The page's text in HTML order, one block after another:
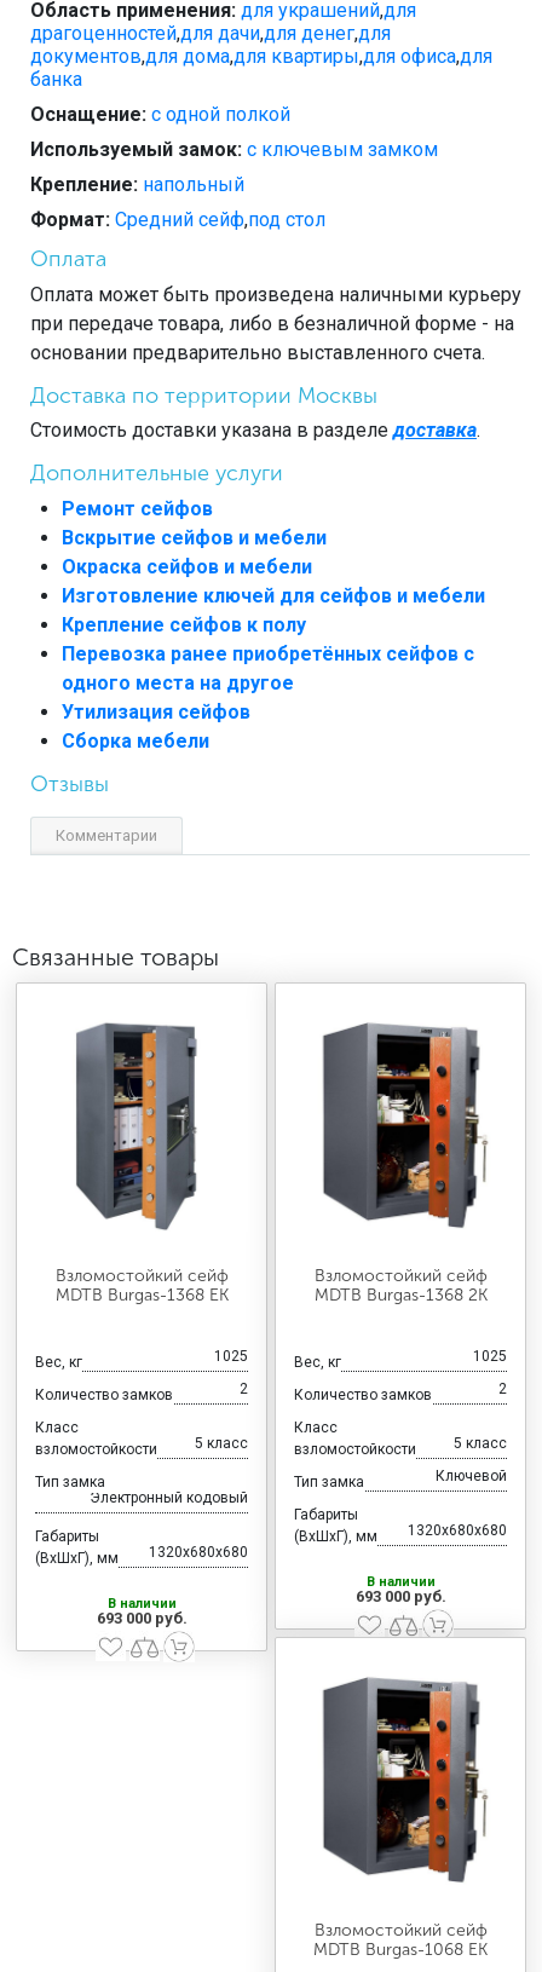
Область применения: для украшений,для
драгоценностей,для дачи,для денег,для
документов,для дома,для квартиры,для офиса,для
банка
Оснащение: с одной полкой
Используемый замок: с ключевым замком
Крепление: напольный
Формат: Средний сейф,под стол
Оплата
Оплата может быть произведена наличными курьеру
при передаче товара, либо в безналичной форме - на
основании предварительно выставленного счета.
Доставка по территории Москвы
Стоимость доставки указана в разделедоставка.
Дополнительные услуги
Ремонт сейфов
Вскрытие сейфов и мебели
Окраска сейфов и мебели
Изготовление ключей для сейфов и мебели
Крепление сейфов к полу
Перевозка ранее приобретённых сейфов с
одного места на другое
Утилизация сейфов
Сборка мебели
Отзывы
Комментарии
Связанные товары
Взломостойкий сейф
MDTB Burgas-1368 EK
Вес, кг 1025
Количество замков 2
Класс
взломостойкости
5 класс
Тип замка
Электронный кодовый
Габариты
(ВхШхГ), мм
1320x680x680
В наличии
693 000 руб.
Взломостойкий сейф
MDTB Burgas-1368 2K
Вес, кг 1025
Количество замков 2
Класс
взломостойкости
5 класс
Тип замка Ключевой
Габариты
(ВхШхГ), мм
1320x680x680
В наличии
693 000 руб.
Взломостойкий сейф
MDTB Burgas-1068 EK